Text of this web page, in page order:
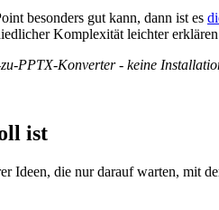
besonders gut kann, dann ist es
Komplexität leichter
zu-PPTX-Konverter - keine
ist
Ideen, die nur darauf warten, mit